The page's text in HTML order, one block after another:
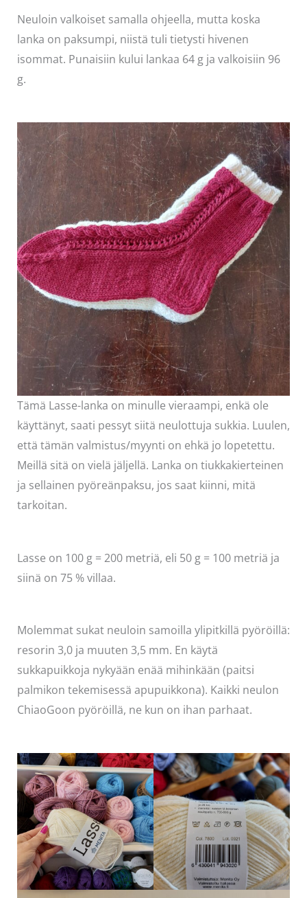
Neuloin valkoiset samalla ohjeella, mutta koska
lanka on paksumpi, niistä tuli tietysti hivenen
isommat. Punaisiin kului lankaa 64 g ja valkoisiin 96
g.
Tämä Lasse-lanka on minulle vieraampi, enkä ole
käyttänyt, saati pessyt siitä neulottuja sukkia. Luulen,
että tämän valmistus/myynti on ehkä jo lopetettu.
Meillä sitä on vielä jäljellä. Lanka on tiukkakierteinen
ja sellainen pyöreänpaksu, jos saat kiinni, mitä
tarkoitan.
Lasse on 100 g = 200 metriä, eli 50 g = 100 metriä ja
siinä on 75 % villaa.
Molemmat sukat neuloin samoilla ylipitkillä pyöröillä:
resorin 3,0 ja muuten 3,5 mm. En käytä
sukkapuikkoja nykyään enää mihinkään (paitsi
palmikon tekemisessä apupuikkona). Kaikki neulon
ChiaoGoon pyöröillä, ne kun on ihan parhaat.